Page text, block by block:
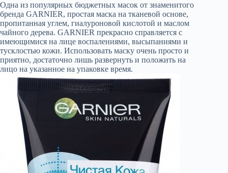
Одна из популярных бюджетных масок от знаменитого
бренда GARNIER, простая маска на тканевой основе,
пропитанная углем, гиалуроновой кислотой и маслом
чайного дерева. GARNIER прекрасно справляется с
имеющимися на лице воспалениями, высыпаниями и
тусклостью кожи. Использовать маску очень просто и
приятно, достаточно лишь развернуть и положить на
лицо на указанное на упаковке время.